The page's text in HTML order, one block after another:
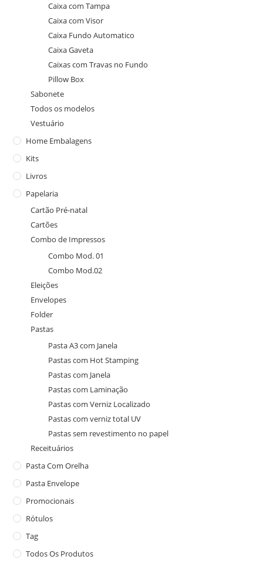
Caixa com Tampa
Caixa com Visor
Caixa Fundo Automatico
Caixa Gaveta
Caixas com Travas no Fundo
Pillow Box
Sabonete
Todos os modelos
Vestuário
Home Embalagens
Kits
Livros
Papelaria
Cartão Pré-natal
Cartões
Combo de Impressos
Combo Mod. 01
Combo Mod.02
Eleições
Envelopes
Folder
Pastas
Pasta A3 com Janela
Pastas com Hot Stamping
Pastas com Janela
Pastas com Laminação
Pastas com Verniz Localizado
Pastas com verniz total UV
Pastas sem revestimento no papel
Receituários
Pasta Com Orelha
Pasta Envelope
Promocionais
Rótulos
Tag
Todos Os Produtos